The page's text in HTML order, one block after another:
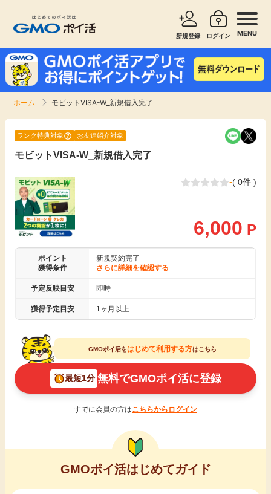
新規登録 ログイン MENU
ホーム モビットVISA-W_新規借入完了
新着
高還元
無料
即日還元
アンケート
ゲーム
買い物
サービスで探す ショッピングで探す
無料サービス
エンタメ
クレジットカード
暮らし
引っ越し
買取・査定
学び
進学・教育
月額有料サービス
ランク特典対象 お友達紹介対象
モビットVISA-W_新規借入完了
-( 0件 )
6,000 P
ポイント
獲得条件
新規契約完了
さらに詳細を確認する
予定反映目安 即時
獲得予定目安 1ヶ月以上
GMOポイ活をはじめて利用する方はこちら
最短1分 無料でGMOポイ活に登録
すでに会員の方はこちらからログイン
GMOポイ活はじめてガイド